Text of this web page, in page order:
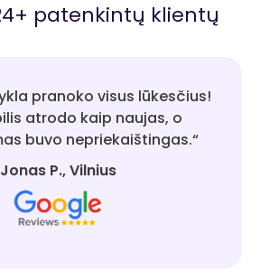
patenkintų klientų
pranoko visus lūkesčius!
atrodo kaip naujas, o
buvo nepriekaištingas.“
Jonas P., Vilnius